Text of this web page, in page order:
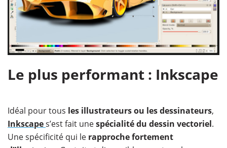
Le plus performant : Inkscape
Idéal pour tous les illustrateurs ou les dessinateurs,
Inkscapes’est fait unespécialité du dessin vectoriel.
Une spécificité qui le rapproche fortement